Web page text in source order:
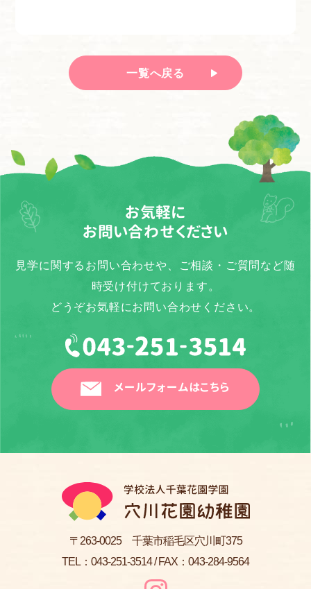
一覧へ戻る
お気軽に
お問い合わせください
見学に関するお問い合わせや、ご相談・ご質問など随
時受け付けております。
どうぞお気軽にお問い合わせください。
メールフォームはこちら
〒263-0025 千葉市稲毛区穴川町375
TEL： 043-251-3514/ FAX：043-284-9564